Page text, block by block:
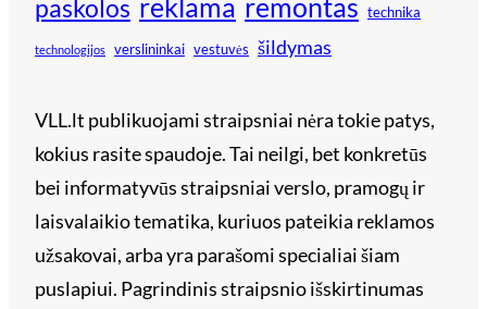
paskolos reklama remontas technika
technologijos verslininkai vestuvės šildymas
VLL.lt publikuojami straipsniai nėra tokie patys,
kokius rasite spaudoje. Tai neilgi, bet konkretūs
bei informatyvūs straipsniai verslo, pramogų ir
laisvalaikio tematika, kuriuos pateikia reklamos
užsakovai, arba yra parašomi specialiai šiam
puslapiui. Pagrindinis straipsnio išskirtinumas